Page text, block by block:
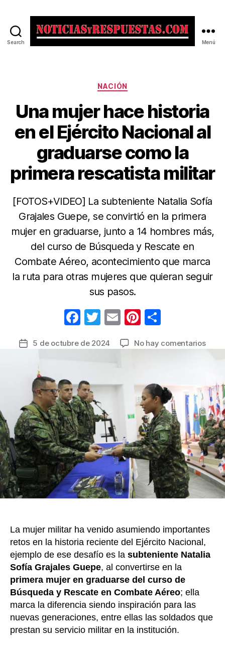
Search Menú
Categorías
NACIÓN
Una mujer hace historia
en el Ejército Nacional al
graduarse como la
primera rescatista militar
[FOTOS+VIDEO] La subteniente Natalia Sofía
Grajales Guepe, se convirtió en la primera
mujer en graduarse, junto a 14 hombres más,
del curso de Búsqueda y Rescate en
Combate Aéreo, acontecimiento que marca
la ruta para otras mujeres que quieran seguir
sus pasos.
F
c
b
o
o
k
T
itt
er
E
ail
Pi
er
st
m
ar
tir
Fecha
entrada
5 de octubre de 2024 No hay comentariosen
en
el
al
como
la
La mujer militar ha venido asumiendo importantes
retos en la historia reciente del Ejército Nacional,
ejemplo de ese desafío es la subteniente Natalia
Sofía Grajales Guepe, al convertirse en la
primera mujer en graduarse del curso de
Búsqueda y Rescate en Combate Aéreo; ella
marca la diferencia siendo inspiración para las
nuevas generaciones, entre ellas las soldados que
prestan su servicio militar en la institución.